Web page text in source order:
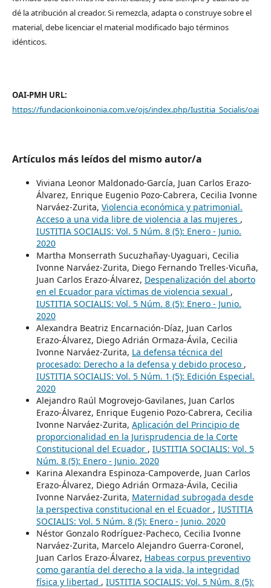
dé la atribución al creador. Si remezcla, adapta o construye sobre el
material, debe licenciar el material modificado bajo términos
idénticos.
OAI-PMH URL:
https://fundacionkoinonia.com.ve/ojs/index.php/Iustitia_Socialis/oai
Artículos más leídos del mismo autor/a
Viviana Leonor Maldonado-García, Juan Carlos Erazo-
Álvarez, Enrique Eugenio Pozo-Cabrera, Cecilia Ivonne
Narváez-Zurita, Violencia económica y patrimonial.
Acceso a una vida libre de violencia a las mujeres ,
IUSTITIA SOCIALIS: Vol. 5 Núm. 8 (5): Enero - Junio.
2020
Martha Monserrath Sucuzhañay-Uyaguari, Cecilia
Ivonne Narváez-Zurita, Diego Fernando Trelles-Vicuña,
Juan Carlos Erazo-Álvarez, Despenalización del aborto
en el Ecuador para víctimas de violencia sexual ,
IUSTITIA SOCIALIS: Vol. 5 Núm. 8 (5): Enero - Junio.
2020
Alexandra Beatriz Encarnación-Díaz, Juan Carlos
Erazo-Álvarez, Diego Adrián Ormaza-Ávila, Cecilia
Ivonne Narváez-Zurita, La defensa técnica del
procesado: Derecho a la defensa y debido proceso ,
IUSTITIA SOCIALIS: Vol. 5 Núm. 1 (5): Edición Especial.
2020
Alejandro Raúl Mogrovejo-Gavilanes, Juan Carlos
Erazo-Álvarez, Enrique Eugenio Pozo-Cabrera, Cecilia
Ivonne Narváez-Zurita, Aplicación del Principio de
proporcionalidad en la Jurisprudencia de la Corte
Constitucional del Ecuador , IUSTITIA SOCIALIS: Vol. 5
Núm. 8 (5): Enero - Junio. 2020
Karina Alexandra Espinoza-Campoverde, Juan Carlos
Erazo-Álvarez, Diego Adrián Ormaza-Ávila, Cecilia
Ivonne Narváez-Zurita, Maternidad subrogada desde
la perspectiva constitucional en el Ecuador , IUSTITIA
SOCIALIS: Vol. 5 Núm. 8 (5): Enero - Junio. 2020
Néstor Gonzalo Rodríguez-Pacheco, Cecilia Ivonne
Narváez-Zurita, Marcelo Alejandro Guerra-Coronel,
Juan Carlos Erazo-Álvarez, Habeas corpus preventivo
como garantía del derecho a la vida, la integridad
física y libertad , IUSTITIA SOCIALIS: Vol. 5 Núm. 8 (5):